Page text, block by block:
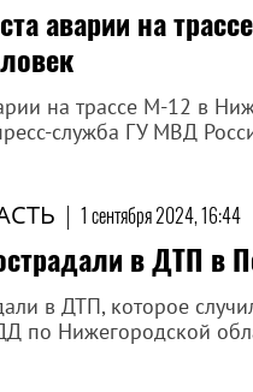
аварии на
на трассе М-12 в
служба ГУ МВД
| 1 сентября 2024, 16:44
в ДТП в
в ДТП, которое
по Нижегородской